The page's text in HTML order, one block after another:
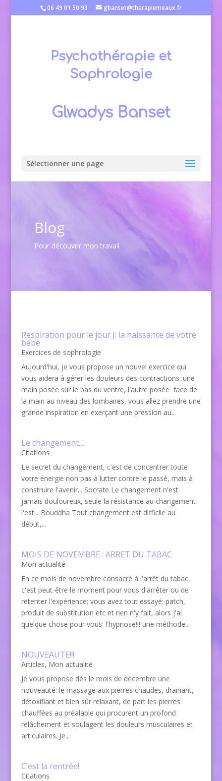
06 49 01 50 93 gbanset@therapiemeaux.fr
Psychothérapie et
Sophrologie
Glwadys Banset
Sélectionner une page
Blog
Pour découvrir mon travail
Respiration pour le jour J: la naissance de votre
bébé
Exercices de sophrologie
Aujourd'hui, je vous propose un nouvel exercice qui
vous aidera à gérer les douleurs des contractions: une
main posée sur le bas du ventre, l'autre posée face de
la main au niveau des lombaires, vous allez prendre une
grande inspiration en exerçant une pression au...
Le changement….
Citations
Le secret du changement, c'est de concentrer toute
votre énergie non pas à lutter contre le passé, mais à
construire l'avenir... Socrate Le changement n'est
jamais douloureux, seule la résistance au changement
l'est... Bouddha Tout changement est difficile au
début,...
MOIS DE NOVEMBRE : ARRET DU TABAC
Mon actualité
En ce mois de novembre consacré à l'arrêt du tabac,
c'est peut-être le moment pour vous d'arrêter ou de
retenter l'expérience; vous avez tout essayé: patch,
produit de substitution etc et rien n'y fait, alors j'ai
quelque chose pour vous: l'hypnose!!! une méthode...
NOUVEAUTE!!!
Articles, Mon actualité
Je vous propose dès le mois de décembre une
nouveauté: le massage aux pierres chaudes, drainant,
détoxifiant et bien sûr relaxant, de part les pierres
chauffées au préalable qui procurent un profond
relâchement et soulagent les douleurs musculaires et
articulaires. Je...
C’est la rentrée!
Citations